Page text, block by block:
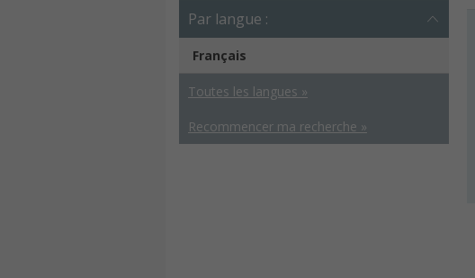
Par langue :
Français
Toutes les langues »
Recommencer ma recherche »